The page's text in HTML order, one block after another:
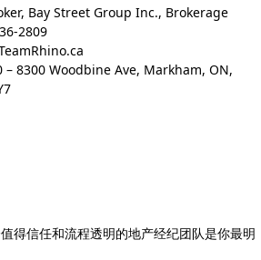
Bay Street Group Inc., Brokerage
2809
– 8300 Woodbine Ave, Markham, ON,
得信任和流程透明的地产经纪团队是你最明